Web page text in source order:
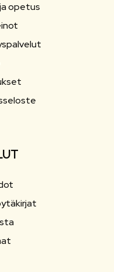
opetus